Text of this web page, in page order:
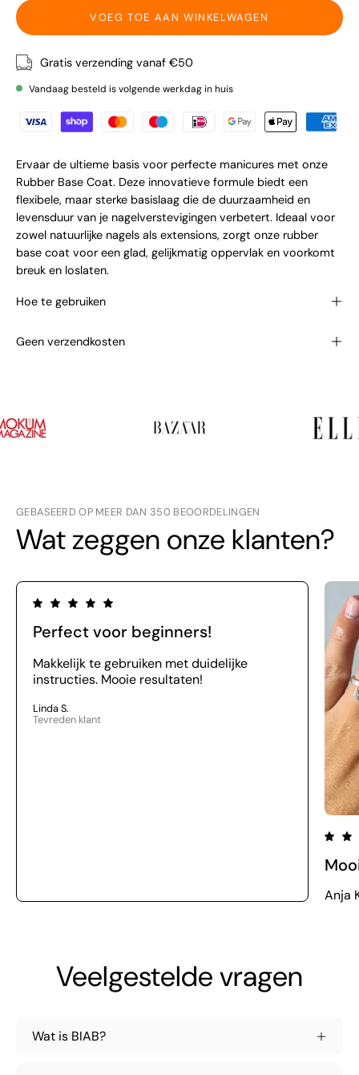
VOEG TOE AAN WINKELWAGEN
Gratis verzending vanaf €50
Vandaag besteld is volgende werkdag in huis
Ervaar de ultieme basis voor perfecte manicures met onze
Rubber Base Coat. Deze innovatieve formule biedt een
flexibele, maar sterke basislaag die de duurzaamheid en
levensduur van je nagelverstevigingen verbetert. Ideaal voor
zowel natuurlijke nagels als extensions, zorgt onze rubber
base coat voor een glad, gelijkmatig oppervlak en voorkomt
breuk en loslaten.
Hoe te gebruiken
Geen verzendkosten
GEBASEERD OP MEER DAN 350 BEOORDELINGEN
Wat zeggen onze klanten?
Perfect voor beginners!
Makkelijk te gebruiken met duidelijke
instructies. Mooie resultaten!
Linda S.
Tevreden klant
Anja
Veelgestelde vragen
Wat is BIAB?